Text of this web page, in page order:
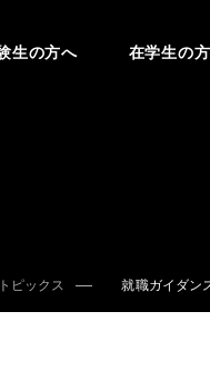
生の方へ 在学生の
トピックス 就職ガイダン